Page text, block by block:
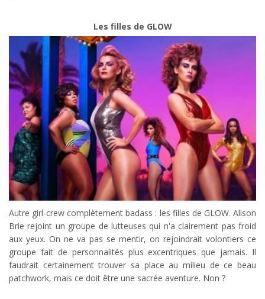
Les filles de GLOW
Autre girl-crew complètement badass : les filles de GLOW. Alison
Brie rejoint un groupe de lutteuses qui n'a clairement pas froid
aux yeux. On ne va pas se mentir, on rejoindrait volontiers ce
groupe fait de personnalités plus excentriques que jamais. Il
faudrait certainement trouver sa place au milieu de ce beau
patchwork, mais ce doit être une sacrée aventure. Non ?